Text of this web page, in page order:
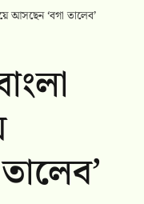
আসছেন ‘বগা তালেব’